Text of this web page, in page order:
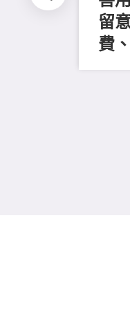
留
費